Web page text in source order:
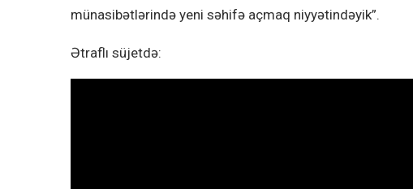
münasibətlərində yeni səhifə açmaq niyyətindəyik”.
Ətraflı süjetdə: